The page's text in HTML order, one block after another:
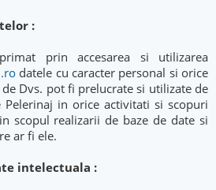
:
prin accesarea si utilizarea
datele cu caracter personal si orice
Dvs. pot fi prelucrate si utilizate de
in orice activitati si scopuri
scopul realizarii de baze de date si
ar fi ele.
intelectuala :